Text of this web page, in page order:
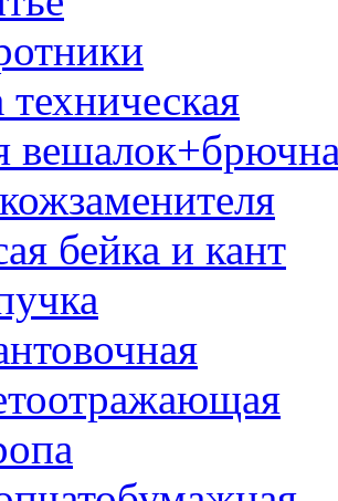
бейка и кант